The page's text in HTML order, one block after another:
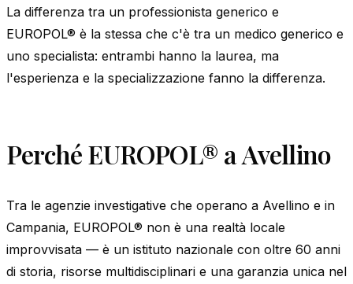
La differenza tra un professionista generico e
EUROPOL® è la stessa che c'è tra un medico generico e
uno specialista: entrambi hanno la laurea, ma
l'esperienza e la specializzazione fanno la differenza.
Perché EUROPOL® a Avellino
Tra le agenzie investigative che operano a Avellino e in
Campania, EUROPOL® non è una realtà locale
improvvisata — è un istituto nazionale con oltre 60 anni
di storia, risorse multidisciplinari e una garanzia unica nel